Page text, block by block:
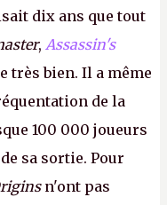
dix ans que tout
, Assassin's
très bien. Il a même
de la
100 000 joueurs
sa sortie. Pour
n'ont pas